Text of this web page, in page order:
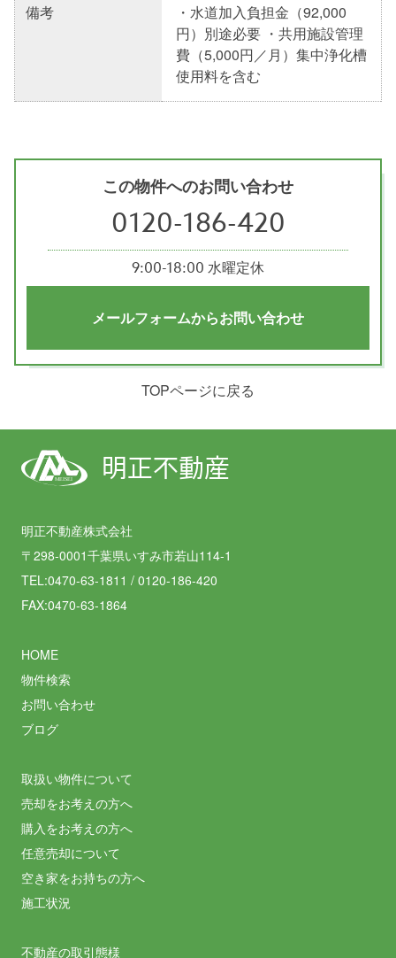
備考
・水道加入負担金（92,000
円）別途必要 ・共用施設管理
費（5,000円／月）集中浄化槽
使用料を含む
この物件へのお問い合わせ
0120-186-420
9:00-18:00 水曜定休
メールフォームからお問い合わせ
TOPページに戻る
MEISEI 明正不動産
明正不動産株式会社
〒298-0001千葉県いすみ市若山114-1
TEL:0470-63-1811 / 0120-186-420
FAX:0470-63-1864
HOME
物件検索
お問い合わせ
ブログ
取扱い物件について
売却をお考えの方へ
購入をお考えの方へ
任意売却について
空き家をお持ちの方へ
施工状況
不動産の取引態様